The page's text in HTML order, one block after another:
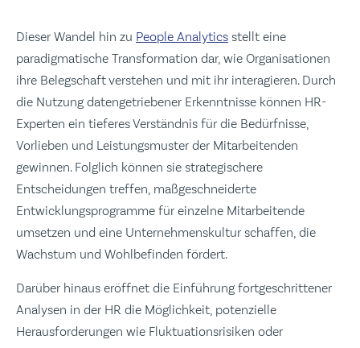
Dieser Wandel hin zu People Analytics stellt eine
paradigmatische Transformation dar, wie Organisationen
ihre Belegschaft verstehen und mit ihr interagieren. Durch
die Nutzung datengetriebener Erkenntnisse können HR-
Experten ein tieferes Verständnis für die Bedürfnisse,
Vorlieben und Leistungsmuster der Mitarbeitenden
gewinnen. Folglich können sie strategischere
Entscheidungen treffen, maßgeschneiderte
Entwicklungsprogramme für einzelne Mitarbeitende
umsetzen und eine Unternehmenskultur schaffen, die
Wachstum und Wohlbefinden fördert.
Darüber hinaus eröffnet die Einführung fortgeschrittener
Analysen in der HR die Möglichkeit, potenzielle
Herausforderungen wie Fluktuationsrisiken oder